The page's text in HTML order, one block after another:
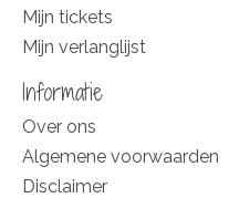
Mijn tickets
Mijn verlanglijst
Informatie
Over ons
Algemene voorwaarden
Disclaimer